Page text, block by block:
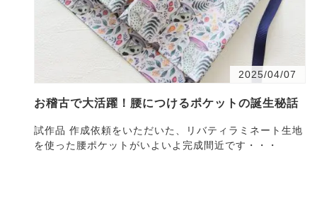
2025/04/07
お稽古で大活躍！腰につけるポケットの誕生秘話
試作品 作成依頼をいただいた、リバティラミネート生地
を使った腰ポケットがいよいよ完成間近です・・・